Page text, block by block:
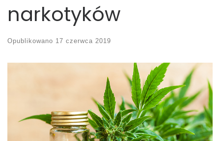
narkotyków
Opublikowano 17 czerwca 2019